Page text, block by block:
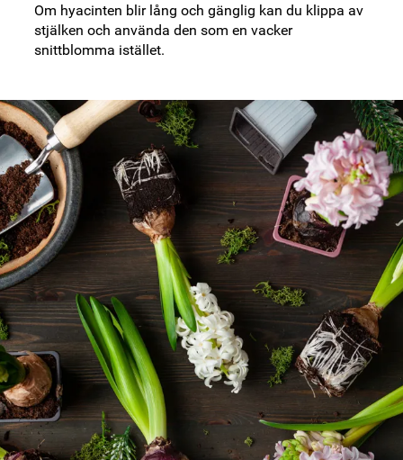
Om hyacinten blir lång och gänglig kan du klippa av
stjälken och använda den som en vacker
snittblomma istället.